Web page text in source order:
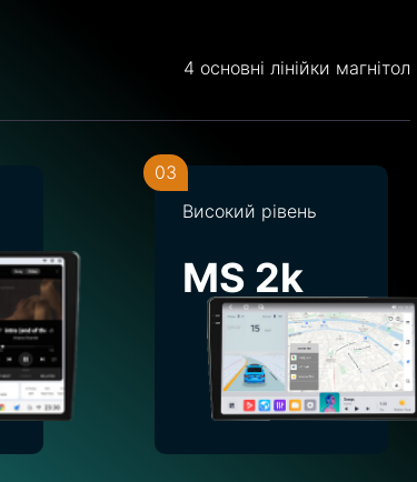
4 основні лінійки магнітол
03
Високий рівень
MS 2k